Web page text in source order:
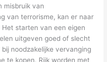
misbruik van
van terrorisme, kan er naar
starten van een eigen
uitgeven goed of slecht
noodzakelijke vervanging
te kopen. Rijk worden met